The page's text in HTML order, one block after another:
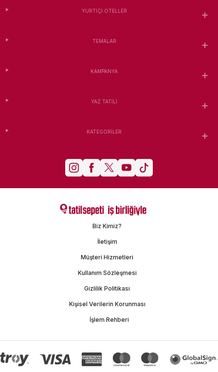
YURTIÇI OTELLER
TEMALAR
KAMPANYA
YAZ TATILI
KATEGORILER
Biz Kimiz?
İletişim
Müşteri Hizmetleri
Kullanım Sözleşmesi
Gizlilik Politikası
Kişisel Verilerin Korunması
İşlem Rehberi